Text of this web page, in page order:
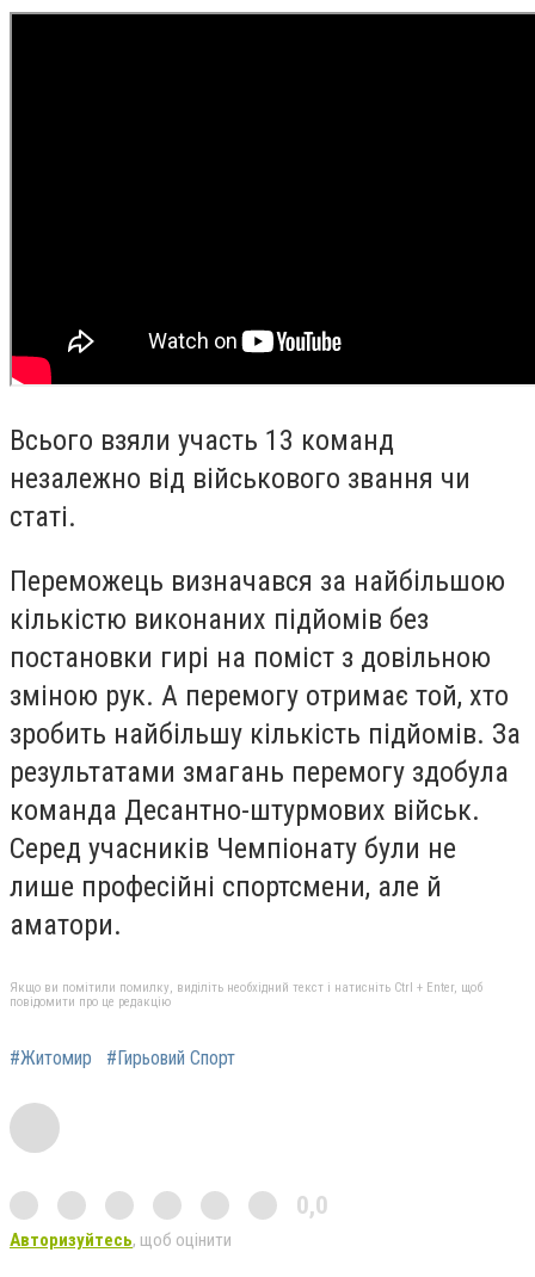
Всього взяли участь 13 команд
незалежно від військового звання чи
статі.
Переможець визначався за найбільшою
кількістю виконаних підйомів без
постановки гирі на поміст з довільною
зміною рук. А перемогу отримає той, хто
зробить найбільшу кількість підйомів. За
результатами змагань перемогу здобула
команда Десантно-штурмових військ.
Серед учасників Чемпіонату були не
лише професійні спортсмени, але й
аматори.
Якщо ви помітили помилку, виділіть необхідний текст і натисніть Ctrl + Enter, щоб
повідомити про це редакцію
#Житомир #Гирьовий Спорт
0,0
Авторизуйтесь, щоб оцінити